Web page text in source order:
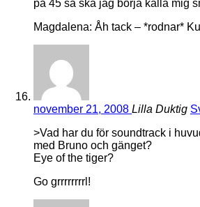
på 45 så ska jag börja kalla mig
Magdalena: Åh tack – *rodnar*
november 21, 2008 Lilla Duktig
>Vad har du för soundtrack i
med Bruno och gänget?
Eye of the tiger?
Go grrrrrrrrl!